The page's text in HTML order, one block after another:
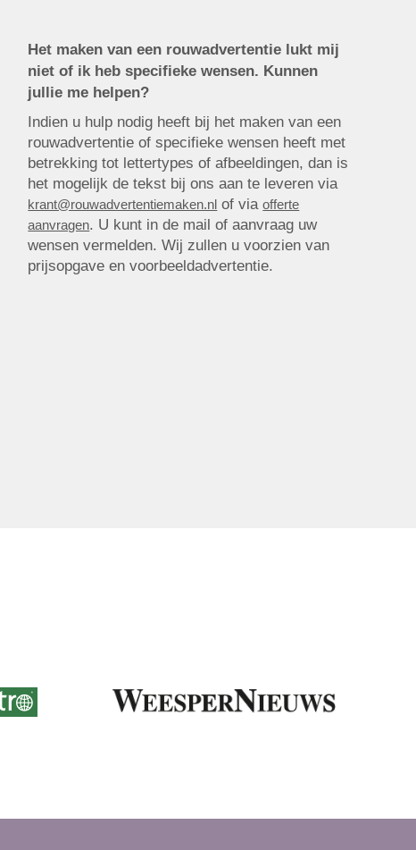
Het maken van een rouwadvertentie lukt mij
niet of ik heb specifieke wensen. Kunnen
jullie me helpen?
Indien u hulp nodig heeft bij het maken van een
rouwadvertentie of specifieke wensen heeft met
betrekking tot lettertypes of afbeeldingen, dan is
het mogelijk de tekst bij ons aan te leveren via
krant@rouwadvertentiemaken.nl of viaofferte
aanvragen. U kunt in de mail of aanvraag uw
wensen vermelden. Wij zullen u voorzien van
prijsopgave en voorbeeldadvertentie.